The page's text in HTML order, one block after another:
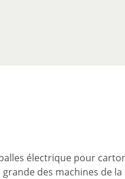
électrique pour
grande des machines de